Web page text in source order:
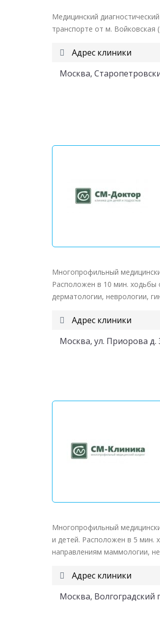
Медицинский
транспорте от м.
Адрес клиники
Москва,
Многопрофильный
Расположен в 10 мин. ходьбы
дерматологии, неврологии,
Адрес клиники
Москва, ул. Приорова д.
Многопрофильный
и детей. Расположен в 5 мин.
направлениям маммологии,
Адрес клиники
Москва, Волгоградский